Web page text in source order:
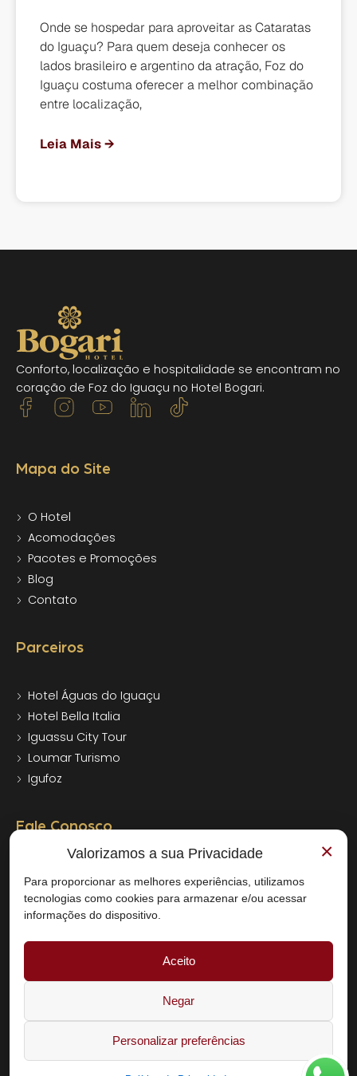
Onde se hospedar para aproveitar as Cataratas
do Iguaçu? Para quem deseja conhecer os
lados brasileiro e argentino da atração, Foz do
Iguaçu costuma oferecer a melhor combinação
entre localização,
Leia Mais →
Conforto, localização e hospitalidade se encontram no
coração de Foz do Iguaçu no Hotel Bogari.
Mapa do Site
O Hotel
Acomodações
Pacotes e Promoções
Blog
Contato
Parceiros
Hotel Águas do Iguaçu
Hotel Bella Italia
Iguassu City Tour
Loumar Turismo
Igufoz
Fale Conosco
+55 (45) 3545-7000
+55 (45) 3545-7000
reservas@bogarihotel.com.br
Av. Brasil, 106 - Centro - Foz do Iguaçu CEP: 85851-000
© 2025 HOTEL BOGARI LTDA – 02.895.354/0001-77 – Todos
Direitos Reservados
×
Valorizamos a sua Privacidade
Para proporcionar as melhores experiências, utilizamos
tecnologias como cookies para armazenar e/ou acessar
informações do dispositivo.
Aceito
Negar
Personalizar preferências